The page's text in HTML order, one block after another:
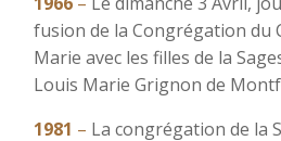
fusion de la Congrégation du
Marie avec les filles de la
Louis Marie Grignon de
1981 – La congrégation de la